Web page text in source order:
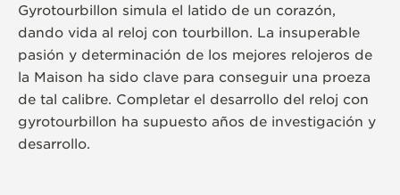
Gyrotourbillon simula el latido de un corazón,
dando vida al reloj con tourbillon. La insuperable
pasión y determinación de los mejores relojeros de
la Maison ha sido clave para conseguir una proeza
de tal calibre. Completar el desarrollo del reloj con
gyrotourbillon ha supuesto años de investigación y
desarrollo.